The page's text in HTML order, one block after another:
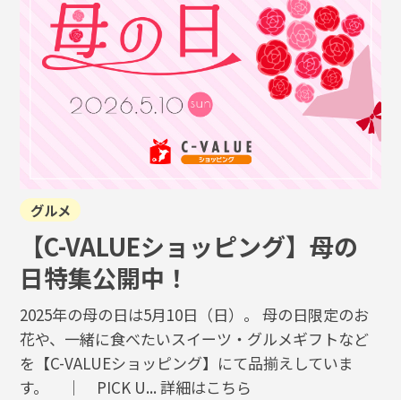
グルメ
【C-VALUEショッピング】母の
日特集公開中！
2025年の母の日は5月10日（日）。 母の日限定のお
花や、一緒に食べたいスイーツ・グルメギフトなど
を【C-VALUEショッピング】にて品揃えしていま
す。 ｜ PICK U...詳細はこちら